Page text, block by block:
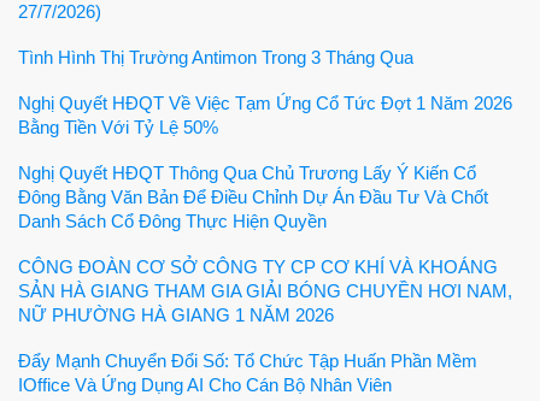
27/7/2026)
Tình Hình Thị Trường Antimon Trong 3 Tháng Qua
Nghị Quyết HĐQT Về Việc Tạm Ứng Cổ Tức Đợt 1 Năm 2026
Bằng Tiền Với Tỷ Lệ 50%
Nghị Quyết HĐQT Thông Qua Chủ Trương Lấy Ý Kiến Cổ
Đông Bằng Văn Bản Để Điều Chỉnh Dự Án Đầu Tư Và Chốt
Danh Sách Cổ Đông Thực Hiện Quyền
CÔNG ĐOÀN CƠ SỞ CÔNG TY CP CƠ KHÍ VÀ KHOÁNG
SẢN HÀ GIANG THAM GIA GIẢI BÓNG CHUYỀN HƠI NAM,
NỮ PHƯỜNG HÀ GIANG 1 NĂM 2026
Đẩy Mạnh Chuyển Đổi Số: Tổ Chức Tập Huấn Phần Mềm
IOffice Và Ứng Dụng AI Cho Cán Bộ Nhân Viên